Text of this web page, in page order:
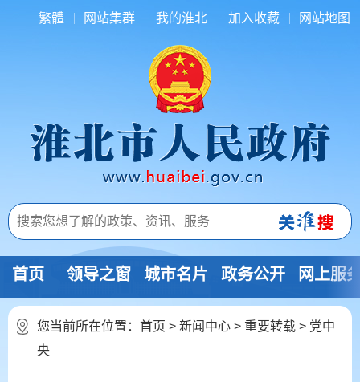
繁體 网站集群 我的淮北 加入收藏 网站地图
首页 领导之窗 城市名片 政务公开 网上服
您当前所在位置： 首页 > 新闻中心 > 重要转载 > 党中
央